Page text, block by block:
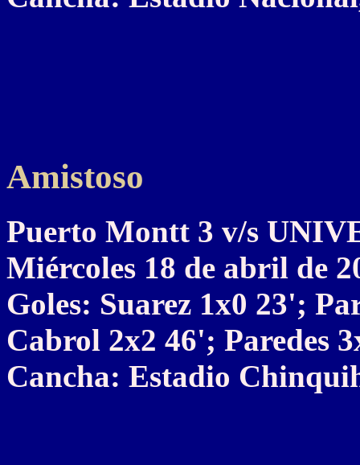
Amistoso
Puerto Montt 3 v/s
Miércoles 18 de abril de
Goles: Suarez 1x0 23';
Cabrol 2x2 46'; Paredes
Cancha: Estadio